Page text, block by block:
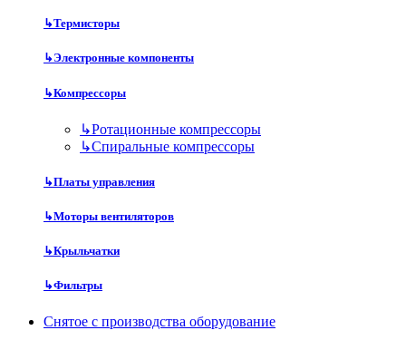
↳Термисторы
↳Электронные компоненты
↳Компрессоры
↳Ротационные компрессоры
↳Спиральные компрессоры
↳Платы управления
↳Моторы вентиляторов
↳Крыльчатки
↳Фильтры
Снятое с производства оборудование